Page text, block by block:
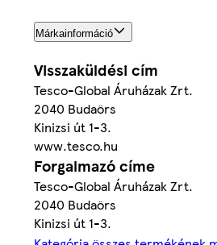
Márkainformáció
Visszaküldési cím
Tesco-Global Áruházak Zrt.
2040 Budaörs
Kinizsi út 1-3.
www.tesco.hu
Forgalmazó címe
Tesco-Global Áruházak Zrt.
2040 Budaörs
Kinizsi út 1-3.